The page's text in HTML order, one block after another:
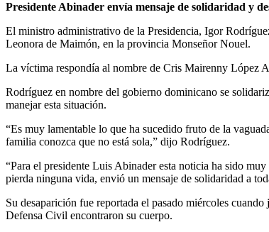
Presidente Abinader envía mensaje de solidaridad y
El ministro administrativo de la Presidencia, Igor
Leonora de Maimón, en la provincia Monseñor Nouel.
La víctima respondía al nombre de Cris Mairenny López
Rodríguez en nombre del gobierno dominicano se
manejar esta situación.
“Es muy lamentable lo que ha sucedido fruto de la
familia conozca que no está sola,” dijo Rodríguez.
“Para el presidente Luis Abinader esta noticia ha sido
pierda ninguna vida, envió un mensaje de solidaridad a
Su desaparición fue reportada el pasado miércoles
Defensa Civil encontraron su cuerpo.